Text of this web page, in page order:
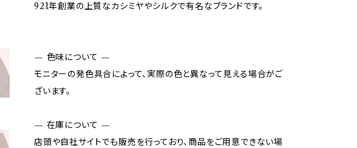
921年創業の上質なカシミヤやシルクで有名なブランドです。
— 色味について —
モニターの発色具合によって、実際の色と異なって見える場合がご
ざいます。
— 在庫について —
店頭や自社サイトでも販売を行っており、商品をご用意できない場